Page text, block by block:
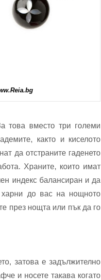
това вместо три големи
както и киселото
да отстраните гаденето
Храните, които имат
индекс балансиран и да
до вас на нощното
през нощта или пък да го
затова е задължително
и носете такава когато